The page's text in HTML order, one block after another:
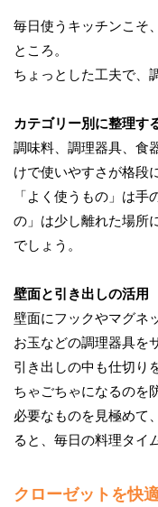
毎日使うキッチンこそ
ところ。
ちょっとした工夫で、
カテゴリー別に整理す
調味料、調理器具、食
けで使いやすさが格段
「よく使うもの」は
の」は少し離れた場所
でしょう。
壁面と引き出しの活用
壁面にフックやマグネ
お玉などの調理器具を
引き出しの中も仕切り
ちゃごちゃになるのを
必要なものを見極めて
ると、毎日の料理タイ
クローゼットを快